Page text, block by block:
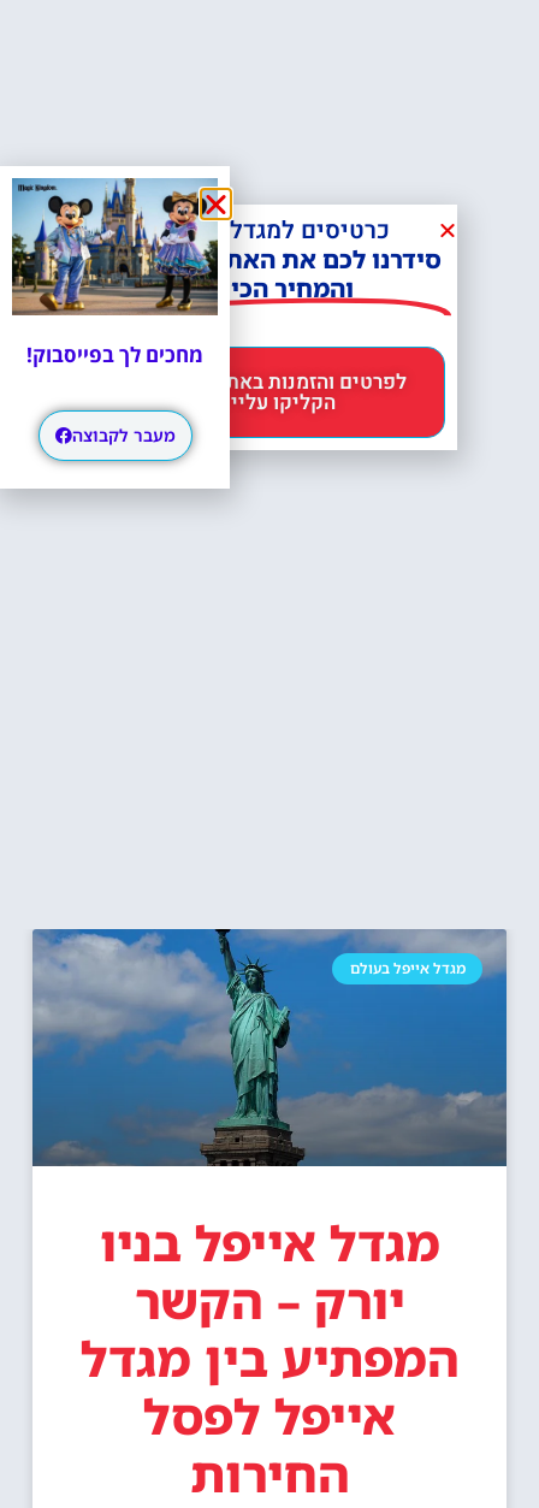
מגדל אייפל בעולם
מגדל אייפל בניו
יורק – הקשר
המפתיע בין מגדל
אייפל לפסל
החירות
כרטיסים למגדל אייפל?
סידרנו לכם את האתר הכי אמין -
והמחיר הכי זול!
הקליקו עליי 😊
מחכים לך בפייסבוק!
מעבר לקבוצה